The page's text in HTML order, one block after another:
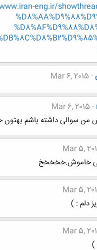
eng.ir/
Mar 6, 2015
Mar 6, 2015
Mar 5,
خاموش.خخخخخ
Mar 5,
دلم : )
Mar 5,
)